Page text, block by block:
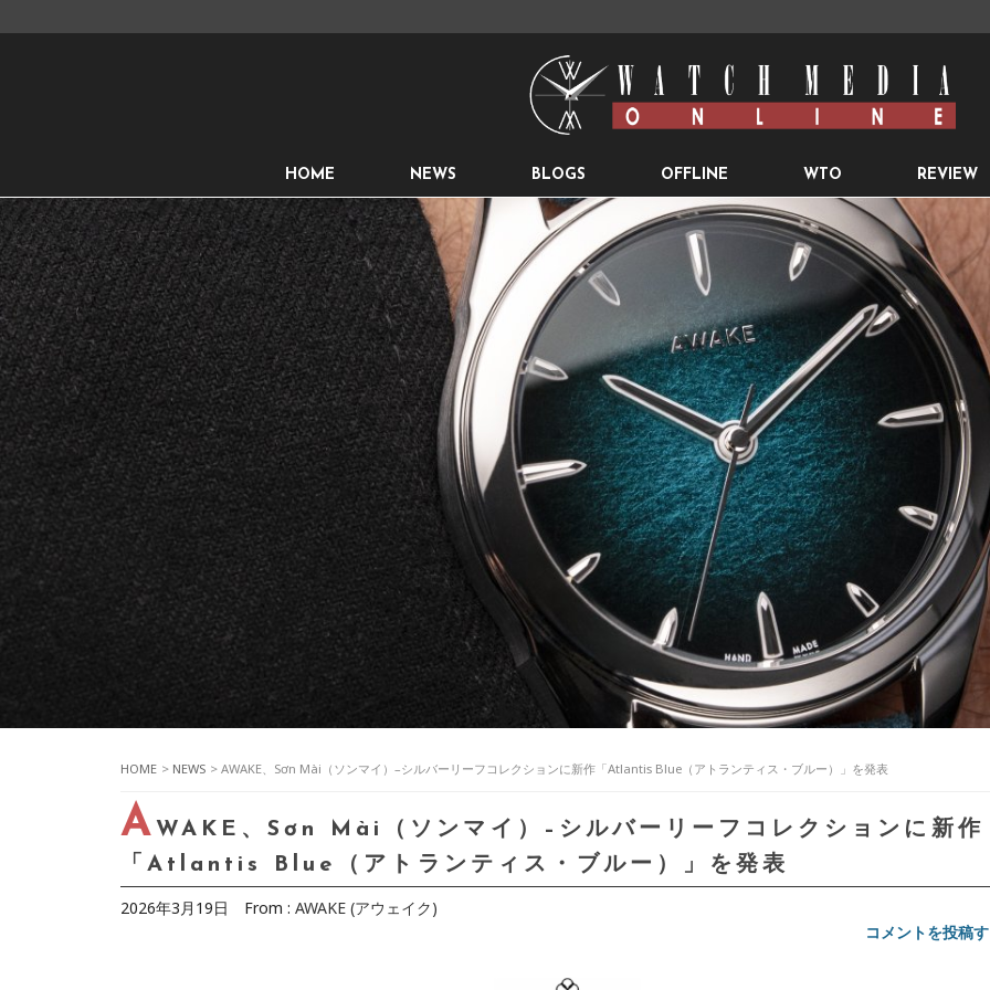
HOME NEWS BLOGS OFFLINE WTO REVIEW
HOME > NEWS > AWAKE、Sơn Mài（ソンマイ）–シルバーリーフコレクションに新作「Atlantis Blue（アトランティス・ブルー）」を発表
A WAKE、Sơn Mài（ソンマイ）–シルバーリーフコレクションに新作
「Atlantis Blue（アトランティス・ブルー）」を発表
2026年3月19日 From : AWAKE (アウェイク)
コメントを投稿